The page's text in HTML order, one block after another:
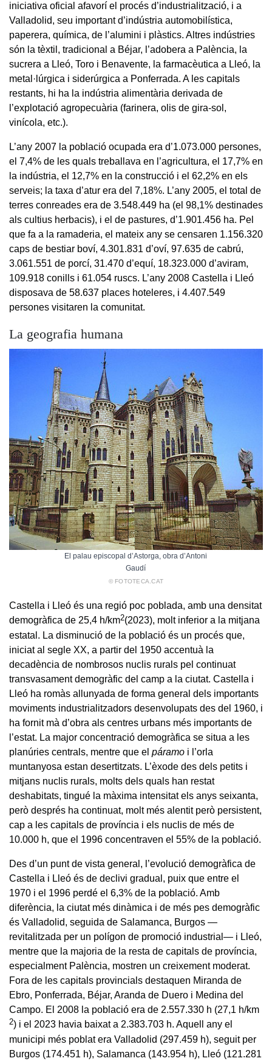
iniciativa oficial afavorí el procés d’industrialització, i a
Valladolid, seu important d’indústria automobilística,
paperera, química, de l’alumini i plàstics. Altres indústries
són la tèxtil, tradicional a Béjar, l’adobera a Palència, la
sucrera a Lleó, Toro i Benavente, la farmacèutica a Lleó, la
metal·lúrgica i siderúrgica a Ponferrada. A les capitals
restants, hi ha la indústria alimentària derivada de
l’explotació agropecuària (farinera, olis de gira-sol,
vinícola, etc.).
L’any 2007 la població ocupada era d’1.073.000 persones,
el 7,4% de les quals treballava en l’agricultura, el 17,7% en
la indústria, el 12,7% en la construcció i el 62,2% en els
serveis; la taxa d’atur era del 7,18%. L’any 2005, el total de
terres conreades era de 3.548.449 ha (el 98,1% destinades
als cultius herbacis), i el de pastures, d’1.901.456 ha. Pel
que fa a la ramaderia, el mateix any se censaren 1.156.320
caps de bestiar boví, 4.301.831 d’oví, 97.635 de cabrú,
3.061.551 de porcí, 31.470 d’equí, 18.323.000 d’aviram,
109.918 conills i 61.054 ruscs. L’any 2008 Castella i Lleó
disposava de 58.637 places hoteleres, i 4.407.549
persones visitaren la comunitat.
La geografia humana
El palau episcopal d’Astorga, obra d’Antoni
Gaudí
© FOTOTECA.CAT
Castella i Lleó és una regió poc poblada, amb una densitat
demogràfica de 25,4 h/km2(2023), molt inferior a la mitjana
estatal. La disminució de la població és un procés que,
iniciat al segle XX, a partir del 1950 accentuà la
decadència de nombrosos nuclis rurals pel continuat
transvasament demogràfic del camp a la ciutat. Castella i
Lleó ha romàs allunyada de forma general dels importants
moviments industrialitzadors desenvolupats des del 1960, i
ha fornit mà d’obra als centres urbans més importants de
l’estat. La major concentració demogràfica se situa a les
planúries centrals, mentre que el páramo i l’orla
muntanyosa estan desertitzats. L’èxode des dels petits i
mitjans nuclis rurals, molts dels quals han restat
deshabitats, tingué la màxima intensitat els anys seixanta,
però després ha continuat, molt més alentit però persistent,
cap a les capitals de província i els nuclis de més de
10.000 h, que el 1996 concentraven el 55% de la població.
Des d’un punt de vista general, l’evolució demogràfica de
Castella i Lleó és de declivi gradual, puix que entre el
1970 i el 1996 perdé el 6,3% de la població. Amb
diferència, la ciutat més dinàmica i de més pes demogràfic
és Valladolid, seguida de Salamanca, Burgos —
revitalitzada per un polígon de promoció industrial— i Lleó,
mentre que la majoria de la resta de capitals de província,
especialment Palència, mostren un creixement moderat.
Fora de les capitals provincials destaquen Miranda de
Ebro, Ponferrada, Béjar, Aranda de Duero i Medina del
Campo. El 2008 la població era de 2.557.330 h (27,1 h/km
2) i el 2023 havia baixat a 2.383.703 h. Aquell any el
municipi més poblat era Valladolid (297.459 h), seguit per
Burgos (174.451 h), Salamanca (143.954 h), Lleó (121.281